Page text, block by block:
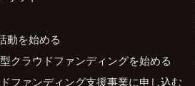
動を始める
クラウドファンディングを始める
ファンディング支援事業に申し込む